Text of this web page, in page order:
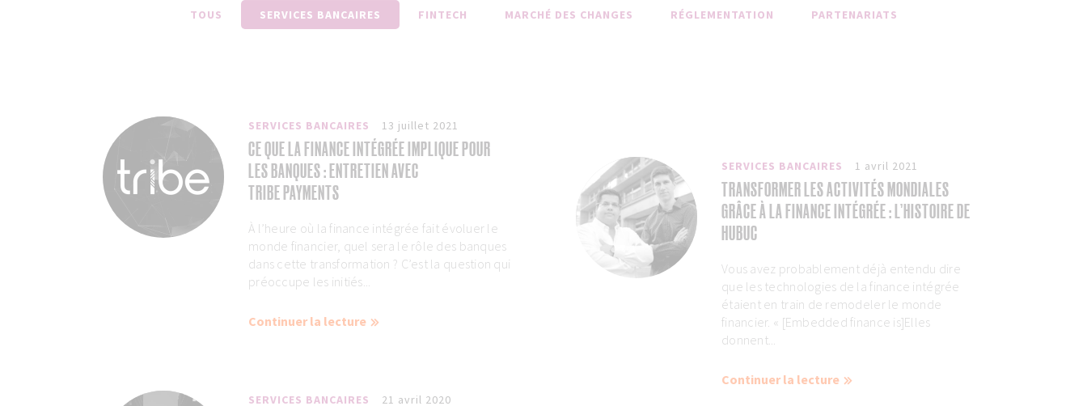
TOUS SERVICES BANCAIRES FINTECH MARCHÉ DES CHANGES RÉGLEMENTATION PARTENARIATS
SERVICES BANCAIRES 13 juillet 2021
CE QUE LA FINANCE INTÉGRÉE IMPLIQUE POUR
LES BANQUES : ENTRETIEN AVEC
TRIBE PAYMENTS
À l’heure où la finance intégrée fait évoluer le
monde financier, quel sera le rôle des banques
dans cette transformation ? C’est la question qui
préoccupe les initiés...
Continuer la lecture
SERVICES BANCAIRES 1 avril 2021
TRANSFORMER LES ACTIVITÉS MONDIALES
GRÂCE À LA FINANCE INTÉGRÉE : L’HISTOIRE DE
HUBUC
Vous avez probablement déjà entendu dire
que les technologies de la finance intégrée
étaient en train de remodeler le monde
financier. « [Embedded finance is]Elles
donnent...
Continuer la lecture
SERVICES BANCAIRES 21 avril 2020